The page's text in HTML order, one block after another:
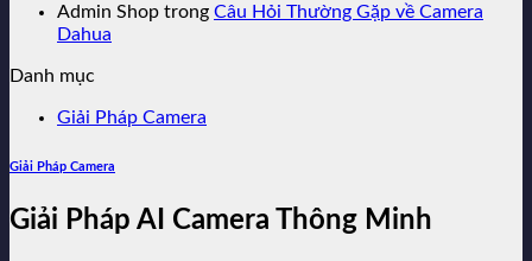
Admin Shop trong Câu Hỏi Thường Gặp về Camera
Dahua
Danh mục
Giải Pháp Camera
Giải Pháp Camera
Giải Pháp AI Camera Thông Minh